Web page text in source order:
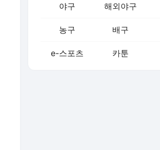
야구 해외야구
농구 배구
e-스포츠 카툰